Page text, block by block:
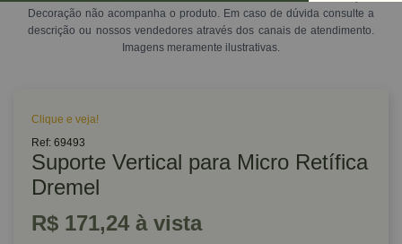
Decoração não acompanha o produto. Em caso de dúvida consulte a
descrição ou nossos vendedores através dos canais de atendimento.
Imagens meramente ilustrativas.
Clique e veja!
Ref: 69493
Suporte Vertical para Micro Retífica
Dremel
R$ 171,24 à vista